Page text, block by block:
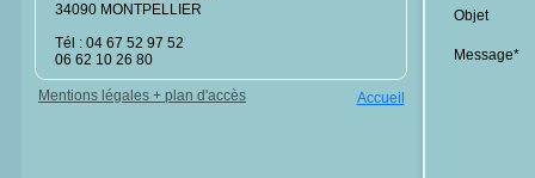
34090 MONTPELLIER
Tél : 04 67 52 97 52
06 62 10 26 80
Mentions légales + plan d'accès Accueil
Objet
Message*